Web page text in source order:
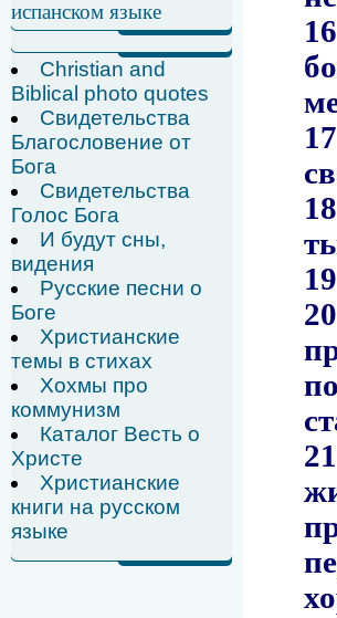
испанском языке
Christian and
Biblical photo quotes
Свидетельства
Благословение от
Бога
Свидетельства
Голос Бога
И будут сны,
видения
Русские песни о
Боге
Христианские
темы в стихах
Хохмы про
коммунизм
Каталог Весть о
Христе
Христианские
книги на русском
языке